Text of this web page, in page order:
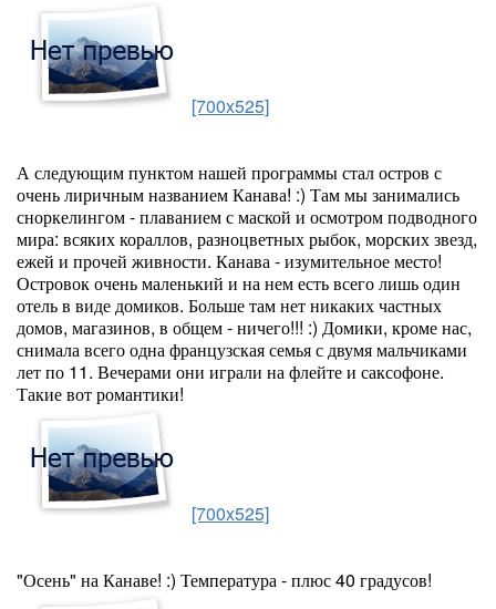
[700x525]
А следующим пунктом нашей программы стал остров с
очень лиричным названием Канава! :) Там мы занимались
сноркелингом - плаванием с маской и осмотром подводного
мира: всяких кораллов, разноцветных рыбок, морских звезд,
ежей и прочей живности. Канава - изумительное место!
Островок очень маленький и на нем есть всего лишь один
отель в виде домиков. Больше там нет никаких частных
домов, магазинов, в общем - ничего!!! :) Домики, кроме нас,
снимала всего одна французская семья с двумя мальчиками
лет по 11. Вечерами они играли на флейте и саксофоне.
Такие вот романтики!
[700x525]
"Осень" на Канаве! :) Температура - плюс 40 градусов!